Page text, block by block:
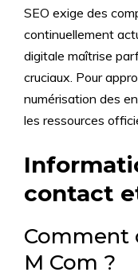
SEO exige des
continuellement
digitale maîtrise
cruciaux. Pour
numérisation des
les ressources
contact
Comment
M Com ?